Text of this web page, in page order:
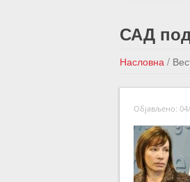
САД
Насловна /
Објављено: